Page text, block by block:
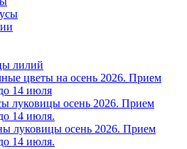
лилий
цветы на осень 2026. Прием
14 июля
луковицы осень 2026. Прием
14 июля.
луковицы осень 2026. Прием
14 июля.